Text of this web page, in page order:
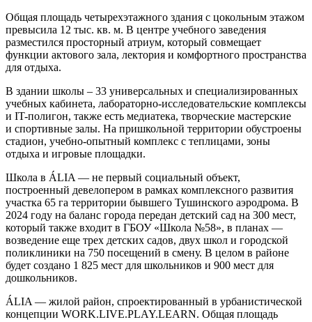
Общая площадь четырехэтажного здания с цокольным этажом
превысила 12 тыс. кв. м. В центре учебного заведения
разместился просторный атриум, который совмещает
функции актового зала, лектория и комфортного пространства
для отдыха.
В здании школы – 33 универсальных и специализированных
учебных кабинета, лабораторно-исследовательские комплексы
и IT-полигон, также есть медиатека, творческие мастерские
и спортивные залы. На пришкольной территории обустроены
стадион, учебно-опытный комплекс с теплицами, зоны
отдыха и игровые площадки.
Школа в ÁLIA — не первый социальный объект,
построенный девелопером в рамках комплексного развития
участка 65 га территории бывшего Тушинского аэродрома. В
2024 году на баланс города передан детский сад на 300 мест,
который также входит в ГБОУ «Школа №58», в планах —
возведение еще трех детских садов, двух школ и городской
поликлиники на 750 посещений в смену. В целом в районе
будет создано 1 825 мест для школьников и 900 мест для
дошкольников.
ÁLIA — жилой район, спроектированный в урбанистической
концепции WORK.LIVE.PLAY.LEARN. Общая площадь